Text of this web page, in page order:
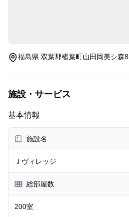
福島県 双葉郡楢葉町山田岡美シ森8
施設・サービス
基本情報
施設名
Ｊヴィレッジ
総部屋数
200室